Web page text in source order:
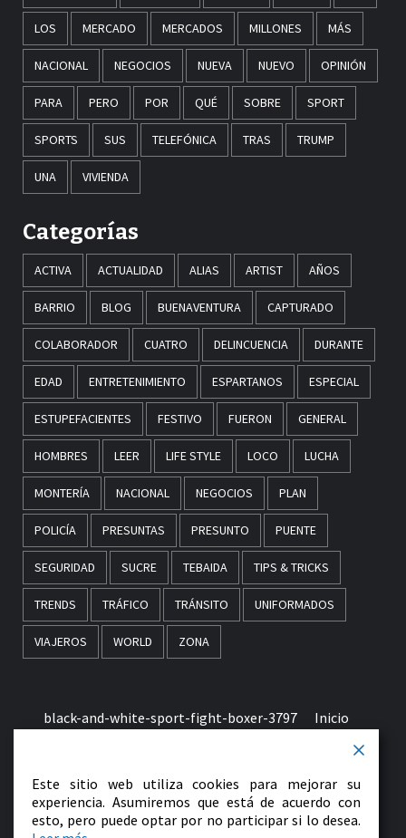
LOS MERCADO MERCADOS MILLONES MÁS
NACIONAL NEGOCIOS NUEVA NUEVO OPINIÓN
PARA PERO POR QUÉ SOBRE SPORT
SPORTS SUS TELEFÓNICA TRAS TRUMP
UNA VIVIENDA
Categorías
ACTIVA ACTUALIDAD ALIAS ARTIST AÑOS
BARRIO BLOG BUENAVENTURA CAPTURADO
COLABORADOR CUATRO DELINCUENCIA DURANTE
EDAD ENTRETENIMIENTO ESPARTANOS ESPECIAL
ESTUPEFACIENTES FESTIVO FUERON GENERAL
HOMBRES LEER LIFE STYLE LOCO LUCHA
MONTERÍA NACIONAL NEGOCIOS PLAN
POLICÍA PRESUNTAS PRESUNTO PUENTE
SEGURIDAD SUCRE TEBAIDA TIPS & TRICKS
TRENDS TRÁFICO TRÁNSITO UNIFORMADOS
VIAJEROS WORLD ZONA
black-and-white-sport-fight-boxer-3797 Inicio
early-morning-in-monaco-picjumbo-com
Este sitio web utiliza cookies para mejorar su
experiencia. Asumiremos que está de acuerdo con
esto, pero puede optar por no participar si lo desea.